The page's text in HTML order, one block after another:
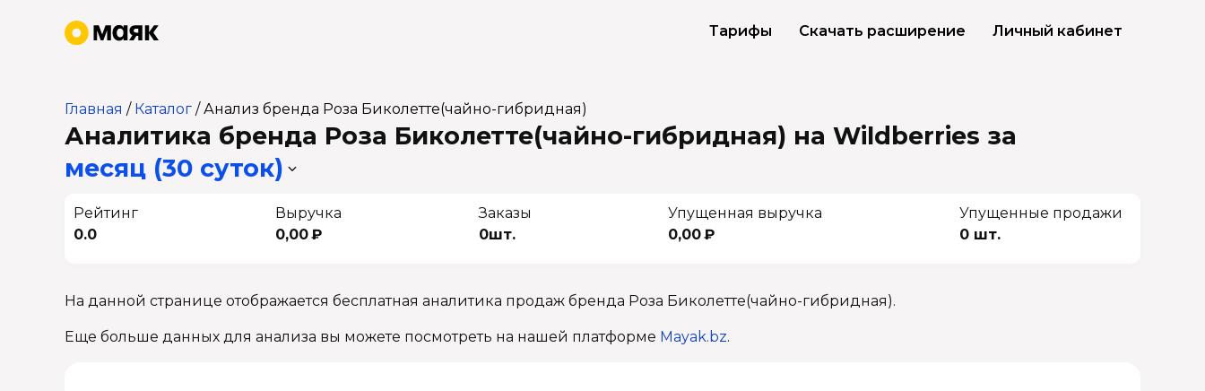
Тарифы Скачать расширение Личный кабинет
Главная / Каталог /Анализ бренда Роза Биколетте(чайно-гибридная)
Аналитика бренда Роза Биколетте(чайно-гибридная) на Wildberries за
месяц (30 суток)
Рейтинг
0.0
Выручка
0,00 ₽
Заказы
0шт.
Упущенная выручка
0,00 ₽
Упущенные продажи
0 шт.
На данной странице отображается бесплатная аналитика продаж бренда Роза Биколетте(чайно-гибридная).
Еще больше данных для анализа вы можете посмотреть на нашей платформе Mayak.bz.